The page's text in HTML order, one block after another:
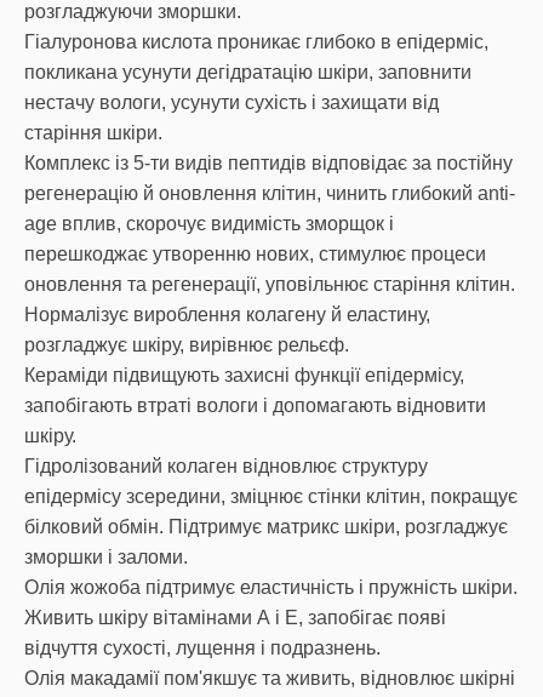
розгладжуючи зморшки.
Гіалуронова кислота проникає глибоко в епідерміс,
покликана усунути дегідратацію шкіри, заповнити
нестачу вологи, усунути сухість і захищати від
старіння шкіри.
Комплекс із 5-ти видів пептидів відповідає за постійну
регенерацію й оновлення клітин, чинить глибокий anti-
age вплив, скорочує видимість зморщок і
перешкоджає утворенню нових, стимулює процеси
оновлення та регенерації, уповільнює старіння клітин.
Нормалізує вироблення колагену й еластину,
розгладжує шкіру, вирівнює рельєф.
Кераміди підвищують захисні функції епідермісу,
запобігають втраті вологи і допомагають відновити
шкіру.
Гідролізований колаген відновлює структуру
епідермісу зсередини, зміцнює стінки клітин, покращує
білковий обмін. Підтримує матрикс шкіри, розгладжує
зморшки і заломи.
Олія жожоба підтримує еластичність і пружність шкіри.
Живить шкіру вітамінами А і Е, запобігає появі
відчуття сухості, лущення і подразнень.
Олія макадамії пом'якшує та живить, відновлює шкірні